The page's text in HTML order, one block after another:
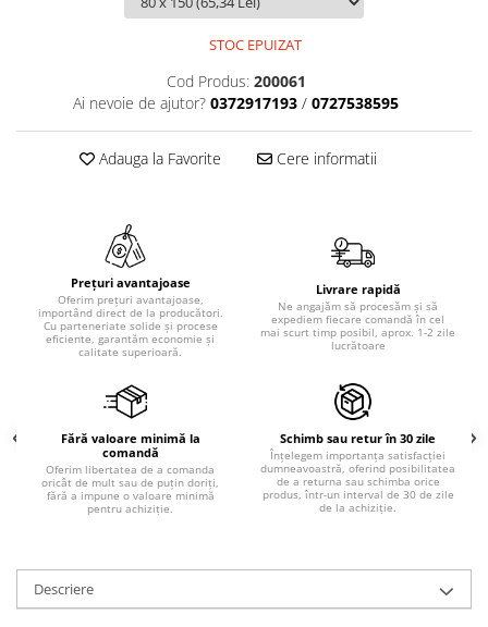
STOC EPUIZAT
Cod Produs: 200061
Ai nevoie de ajutor? 0372917193 / 0727538595
Adauga la Favorite Cere informatii
Prețuri avantajoase
Oferim prețuri avantajoase,
importând direct de la producători.
Cu parteneriate solide și procese
eficiente, garantăm economie și
calitate superioară.
Livrare rapidă
Ne angajăm să procesăm și să
expediem fiecare comandă în cel
mai scurt timp posibil, aprox. 1-2 zile
lucrătoare
Fără valoare minimă la
comandă
Oferim libertatea de a comanda
oricât de mult sau de puțin doriți,
fără a impune o valoare minimă
pentru achiziție.
Schimb sau retur în 30 zile
Înțelegem importanța satisfacției
dumneavoastră, oferind posibilitatea
de a returna sau schimba orice
produs, într-un interval de 30 de zile
de la achiziție.
Descriere